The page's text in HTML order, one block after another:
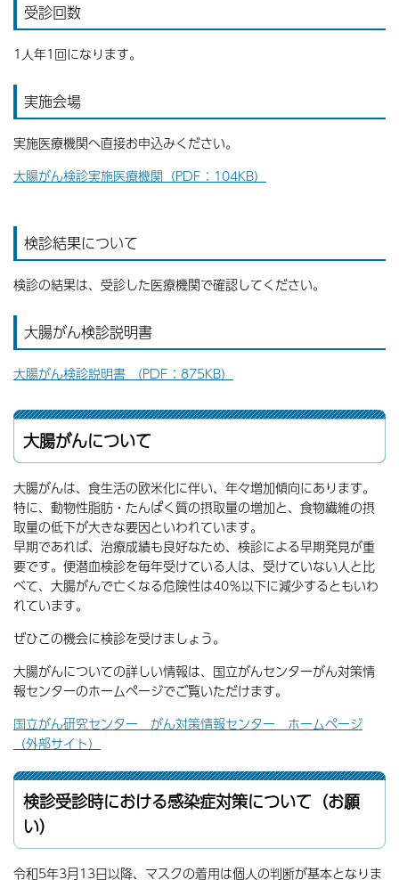
受診回数
1人年1回になります。
実施会場
実施医療機関へ直接お申込みください。
大腸がん検診実施医療機関（PDF：104KB）
検診結果について
検診の結果は、受診した医療機関で確認してください。
大腸がん検診説明書
大腸がん検診説明書 （PDF：875KB）
大腸がんについて
大腸がんは、食生活の欧米化に伴い、年々増加傾向にあります。
特に、動物性脂肪・たんぱく質の摂取量の増加と、食物繊維の摂
取量の低下が大きな要因といわれています。
早期であれば、治療成績も良好なため、検診による早期発見が重
要です。便潜血検診を毎年受けている人は、受けていない人と比
べて、大腸がんで亡くなる危険性は40％以下に減少するともいわ
れています。
ぜひこの機会に検診を受けましょう。
大腸がんについての詳しい情報は、国立がんセンターがん対策情
報センターのホームページでご覧いただけます。
国立がん研究センター がん対策情報センター ホームページ
（外部サイト）
検診受診時における感染症対策について（お願
い）
令和5年3月13日以降、マスクの着用は個人の判断が基本となりま